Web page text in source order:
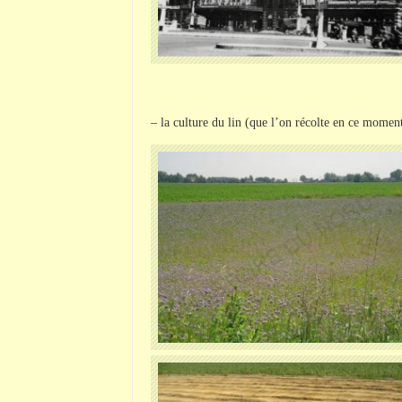
– la culture du lin (que l’on récolte en ce